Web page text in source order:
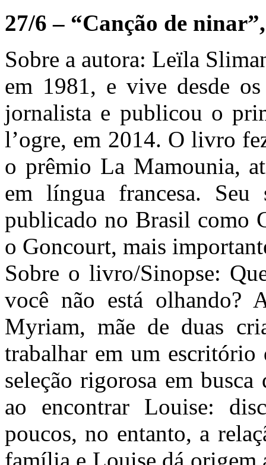
27/6 – “Canção de
Sobre a autora: Leïla
em 1981, e vive desde
jornalista e publicou o
l’ogre, em 2014. O livro
o prêmio La Mamounia,
em língua francesa. Seu
publicado no Brasil como
o Goncourt, mais
Sobre o livro/Sinopse:
você não está olhando?
Myriam, mãe de duas
trabalhar em um
seleção rigorosa em
ao encontrar Louise:
poucos, no entanto, a
família e Louise dá origem